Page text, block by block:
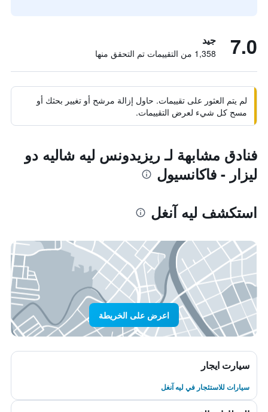
7.0 جيد
1,358 من التقييمات تم التحقق منها
لم يتم العثور على تقييمات. حاول إزالة مرشح أو تغيير بحثك أو
مسح كل شيء لعرض التقييمات.
فنادق مشابهة لـ ريزيدونس ليه شاليه دو
ليزار - فاكانسيول
استكشف ليه آنغل
اعرض على الخريطة
سيارت ايجار
سيارات للاستئجار في ليه آنغل